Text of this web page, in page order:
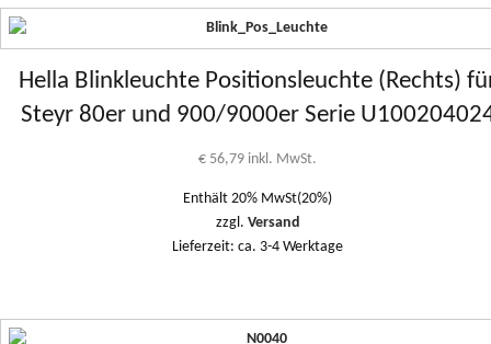
Hella Blinkleuchte Positionsleuchte (Rechts)
Steyr 80er und 900/9000er Serie
€ 56,79 inkl. MwSt.
Enthält 20% MwSt(20%)
zzgl. Versand
Lieferzeit: ca. 3-4 Werktage